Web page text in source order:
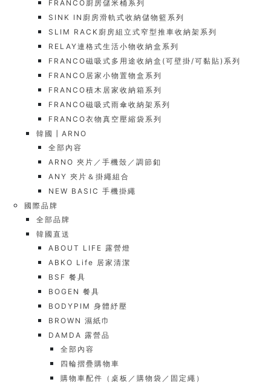
FRANCO廚房儲米桶系列
SINK IN廚房滑軌式收納儲物籃系列
SLIM RACK廚房組立式窄型推車收納架系列
RELAY連格式生活小物收納盒系列
FRANCO磁吸式多用途收納盒(可壁掛/可黏貼)系列
FRANCO居家小物置物盒系列
FRANCO積木居家收納箱系列
FRANCO磁吸式雨傘收納架系列
FRANCO衣物真空壓縮袋系列
韓國┃ARNO
全部內容
ARNO 夾片／手機殼／調節釦
ANY 夾片＆掛繩組合
NEW BASIC 手機掛繩
國際品牌
全部品牌
韓國直送
ABOUT LIFE 露營燈
ABKO Life 居家清潔
BSF 餐具
BOGEN 餐具
BODYPIM 身體紓壓
BROWN 濕紙巾
DAMDA 露營品
全部內容
四輪摺疊購物車
購物車配件（桌板／購物袋／固定繩）